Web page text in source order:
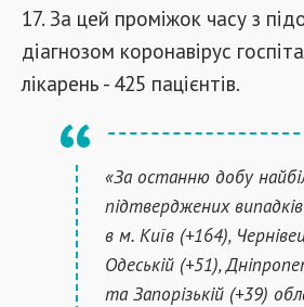
17. За цей проміжок часу з
діагнозом коронавірус
лікарень - 425 пацієнтів.
«За останню добу
підтверджених
в м. Київ (+164),
Одеській (+51),
та Запорізькій (+39)